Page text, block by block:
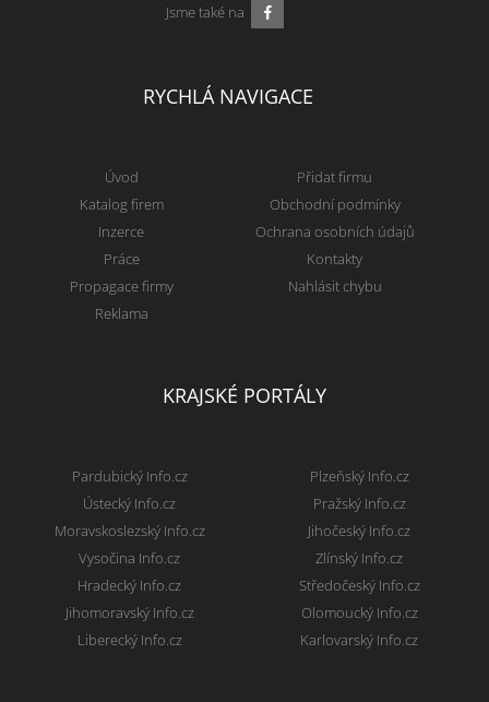
Jsme také na
RYCHLÁ NAVIGACE
Úvod
Katalog firem
Inzerce
Práce
Propagace firmy
Reklama
Přidat firmu
Obchodní podmínky
Ochrana osobních údajů
Kontakty
Nahlásit chybu
KRAJSKÉ PORTÁLY
Pardubický Info.cz
Ústecký Info.cz
Moravskoslezský Info.cz
Vysočina Info.cz
Hradecký Info.cz
Jihomoravský Info.cz
Liberecký Info.cz
Plzeňský Info.cz
Pražský Info.cz
Jihočeský Info.cz
Zlínský Info.cz
Středočeský Info.cz
Olomoucký Info.cz
Karlovarský Info.cz